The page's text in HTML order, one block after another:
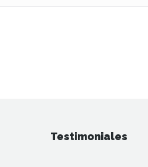
Testimoniales